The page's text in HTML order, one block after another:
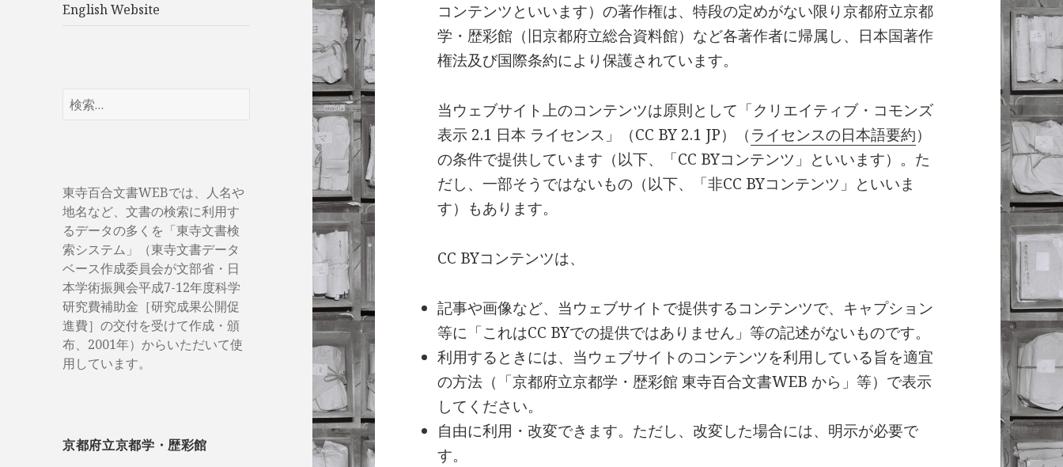
English Website
検
索:
東寺百合文書WEBでは、人名や
地名など、文書の検索に利用す
るデータの多くを「東寺文書検
索システム」（東寺文書データ
ベース作成委員会が文部省・日
本学術振興会平成7-12年度科学
研究費補助金［研究成果公開促
進費］の交付を受けて作成・頒
布、2001年）からいただいて使
用しています。
京都府立京都学・歴彩館
コンテンツといいます）の著作権は、特段の定めがない限り京都府立京都
学・歴彩館（旧京都府立総合資料館）など各著作者に帰属し、日本国著作
権法及び国際条約により保護されています。
当ウェブサイト上のコンテンツは原則として「クリエイティブ・コモンズ
表示 2.1 日本 ライセンス」（CC BY 2.1 JP）（ライセンスの日本語要約）
の条件で提供しています（以下、「CC BYコンテンツ」といいます）。た
だし、一部そうではないもの（以下、「非CC BYコンテンツ」といいま
す）もあります。
CC BYコンテンツは、
記事や画像など、当ウェブサイトで提供するコンテンツで、キャプション
等に「これはCC BYでの提供ではありません」等の記述がないものです。
利用するときには、当ウェブサイトのコンテンツを利用している旨を適宜
の方法（「京都府立京都学・歴彩館 東寺百合文書WEB から」等）で表示
してください。
自由に利用・改変できます。ただし、改変した場合には、明示が必要で
す。